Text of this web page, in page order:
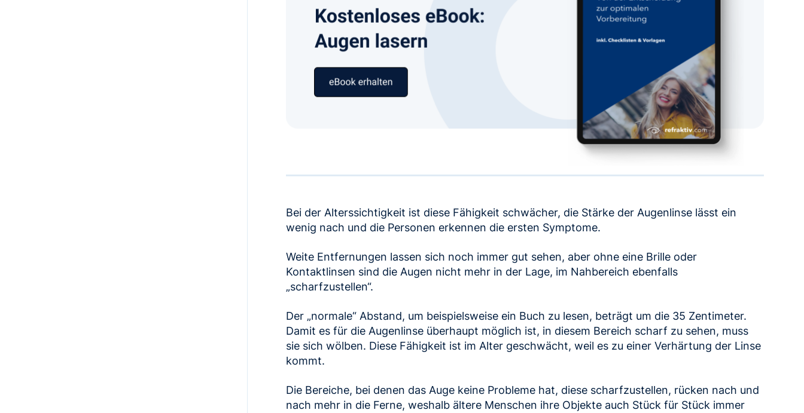
Bei der Alterssichtigkeit ist diese Fähigkeit schwächer, die Stärke der Augenlinse lässt ein
wenig nach und die Personen erkennen die ersten Symptome.
Weite Entfernungen lassen sich noch immer gut sehen, aber ohne eine Brille oder
Kontaktlinsen sind die Augen nicht mehr in der Lage, im Nahbereich ebenfalls
„scharfzustellen“.
Der „normale“ Abstand, um beispielsweise ein Buch zu lesen, beträgt um die 35 Zentimeter.
Damit es für die Augenlinse überhaupt möglich ist, in diesem Bereich scharf zu sehen, muss
sie sich wölben. Diese Fähigkeit ist im Alter geschwächt, weil es zu einer Verhärtung der Linse
kommt.
Die Bereiche, bei denen das Auge keine Probleme hat, diese scharfzustellen, rücken nach und
nach mehr in die Ferne, weshalb ältere Menschen ihre Objekte auch Stück für Stück immer